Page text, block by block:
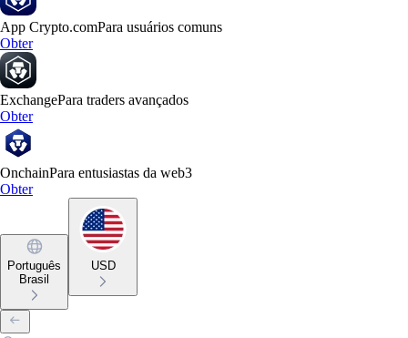
App Crypto.comPara usuários comuns
Obter
ExchangePara traders avançados
Obter
OnchainPara entusiastas da web3
Obter
Português
Brasil
USD